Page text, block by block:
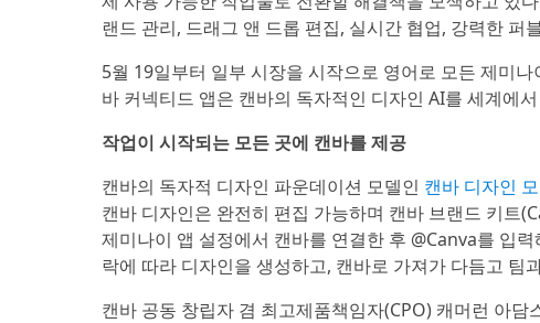
랜드 관리, 드래그 앤 드롭 편집, 실시간 협업, 강력한
5월 19일부터 일부 시장을 시작으로 영어로 모든 제미
바 커넥티드 앱은 캔바의 독자적인 디자인 AI를 세계에
작업이 시작되는 모든 곳에 캔바를 제공
캔바의 독자적 디자인 파운데이션 모델인 캔바 디자인
캔바 디자인은 완전히 편집 가능하며 캔바 브랜드 키트
제미나이 앱 설정에서 캔바를 연결한 후 @Canva를 입
락에 따라 디자인을 생성하고, 캔바로 가져가 다듬고 팀
캔바 공동 창립자 겸 최고제품책임자(CPO) 캐머런 아